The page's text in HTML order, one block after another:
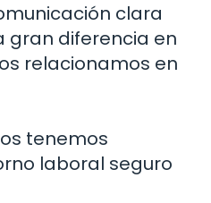
clara
gran diferencia en
relacionamos en
tenemos
laboral seguro